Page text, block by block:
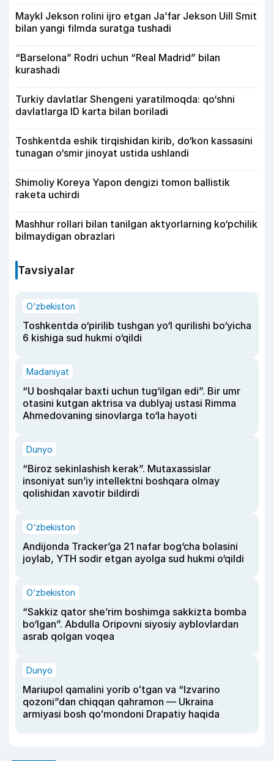
Maykl Jekson rolini ijro etgan Ja’far Jekson Uill Smit
bilan yangi filmda suratga tushadi
“Barselona” Rodri uchun “Real Madrid” bilan
kurashadi
Turkiy davlatlar Shengeni yaratilmoqda: qo‘shni
davlatlarga ID karta bilan boriladi
Toshkentda eshik tirqishidan kirib, do‘kon kassasini
tunagan o‘smir jinoyat ustida ushlandi
Shimoliy Koreya Yapon dengizi tomon ballistik
raketa uchirdi
Mashhur rollari bilan tanilgan aktyorlarning ko‘pchilik
bilmaydigan obrazlari
Tavsiyalar
O‘zbekiston
Toshkentda o‘pirilib tushgan yo‘l qurilishi bo‘yicha
6 kishiga sud hukmi o‘qildi
Madaniyat
“U boshqalar baxti uchun tug‘ilgan edi”. Bir umr
otasini kutgan aktrisa va dublyaj ustasi Rimma
Ahmedovaning sinovlarga to‘la hayoti
Dunyo
“Biroz sekinlashish kerak”. Mutaxassislar
insoniyat sun’iy intellektni boshqara olmay
qolishidan xavotir bildirdi
O‘zbekiston
Andijonda Tracker’ga 21 nafar bog‘cha bolasini
joylab, YTH sodir etgan ayolga sud hukmi o‘qildi
O‘zbekiston
“Sakkiz qator she’rim boshimga sakkizta bomba
bo‘lgan”. Abdulla Oripovni siyosiy ayblovlardan
asrab qolgan voqea
Dunyo
Mariupol qamalini yorib oʻtgan va “Izvarino
qozoni”dan chiqqan qahramon — Ukraina
armiyasi bosh qoʻmondoni Drapatiy haqida